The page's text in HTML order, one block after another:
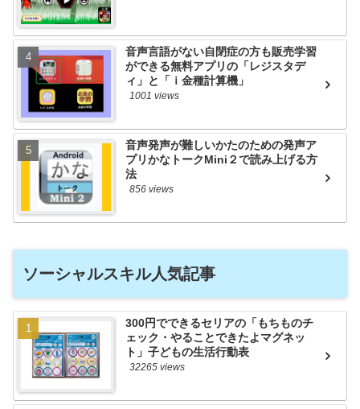
音声言語がない自閉症の方も販売学習
ができる無料アプリの「レジスタデ
ィ」と「ｉ金種計算機」
1001 views
音声発声が難しいかたのための発声ア
プリかなトークMini２で読み上げる方
法
856 views
ソーシャルスキル人気記事
300円でできるセリアの「もちものチ
ェック・やることできたよマグネッ
ト」子どもの生活行動表
32265 views